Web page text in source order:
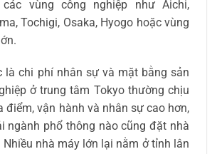
vùng công nghiệp như Aichi,
Tochigi, Osaka, Hyogo hoặc vùng
là chi phí nhân sự và mặt bằng sản
ở trung tâm Tokyo thường chịu
điểm, vận hành và nhân sự cao hơn,
ngành phổ thông nào cũng đặt nhà
Nhiều nhà máy lớn lại nằm ở tỉnh lân